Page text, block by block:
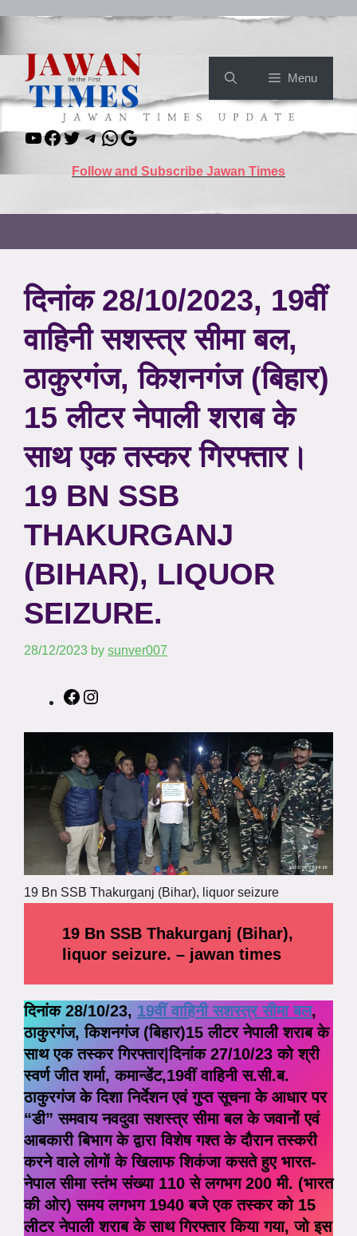
content
Menu
YouTube
Facebook
TwitterTelegram
WhatsApp
Google
Follow and Subscribe Jawan Times
दिनांक 28/10/2023, 19वीं
वाहिनी सशस्त्र सीमा बल,
ठाकुरगंज, किशनगंज (बिहार)
15 लीटर नेपाली शराब के
साथ एक तस्कर गिरफ्तार।
19 BN SSB
THAKURGANJ
(BIHAR), LIQUOR
SEIZURE.
28/12/2023 by sunver007
Facebook
19 Bn SSB Thakurganj (Bihar), liquor seizure
19 Bn SSB Thakurganj (Bihar),
liquor seizure. – jawan times
दिनांक 28/10/23, 19वीं वाहिनी सशस्त्र सीमा बल,
ठाकुरगंज, किशनगंज (बिहार)15 लीटर नेपाली शराब के
साथ एक तस्कर गिरफ्तार|दिनांक 27/10/23 को श्री
स्वर्ण जीत शर्मा, कमान्डेंट,19वीं वाहिनी स.सी.ब.
ठाकुरगंज के दिशा निर्देशन एवं गुप्त सूचना के आधार पर
“डी” समवाय नवदुवा सशस्त्र सीमा बल के जवानों एवं
आबकारी बिभाग के द्वारा विशेष गश्त के दौरान तस्करी
करने वाले लोगों के खिलाफ शिकंजा कसते हुए भारत-
नेपाल सीमा स्तंभ संख्या 110 से लगभग 200 मी. (भारत
की ओर) समय लगभग 1940 बजे एक तस्कर को 15
लीटर नेपाली शराब के साथ गिरफ्तार किया गया, जो इस